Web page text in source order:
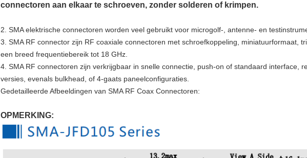
connectoren aan elkaar te schroeven, zonder solderen of krimpen.
2. SMA elektrische connectoren worden veel gebruikt voor microgolf-, antenne- en
3. SMA RF connector zijn RF coaxiale connectoren met schroefkoppeling, miniatuurformaat,
een breed frequentiebereik tot 18 GHz.
4. SMA RF connectoren zijn verkrijgbaar in snelle connectie, push-on of standaard interface,
versies, evenals bulkhead, of 4-gaats paneelconfiguraties.
Gedetailleerde Afbeeldingen van SMA RF Coax Connectoren:
OPMERKING: